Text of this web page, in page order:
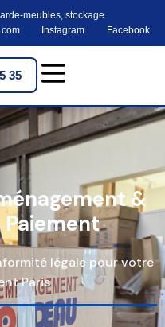
meubles, stockage
Instagram Facebook
35
&
légale pour votre
Paris